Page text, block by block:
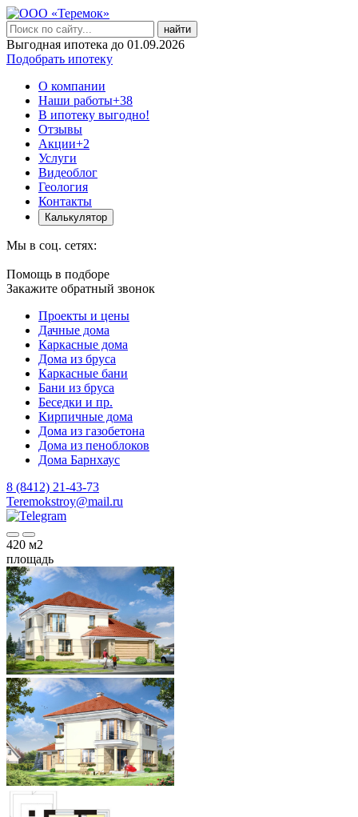
найти
Выгодная ипотека до 01.09.2026
Подобрать ипотеку
О компании
Наши работы+38
В ипотеку выгодно!
Отзывы
Акции+2
Услуги
Видеоблог
Геология
Контакты
Калькулятор
Мы в соц. сетях:
Помощь в подборе
Закажите обратный звонок
Проекты и цены
Дачные дома
Каркасные дома
Дома из бруса
Каркасные бани
Бани из бруса
Беседки и пр.
Кирпичные дома
Дома из газобетона
Дома из пеноблоков
Дома Барнхаус
8 (8412) 21-43-73
Teremokstroy@mail.ru
420 м2
площадь